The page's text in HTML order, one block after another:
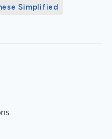
Simplified